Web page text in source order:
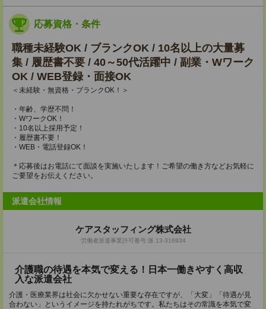
応募資格・条件
職種未経験OK / ブランクOK / 10名以上の大量募
集 / 履歴書不要 / 40～50代活躍中 / 副業・Wワーク
OK / WEB登録・面接OK
＜未経験・無資格・ブランクOK！＞
・年齢、学歴不問！
・WワークOK！
・10名以上採用予定！
・履歴書不要！
・WEB・電話登録OK！
＊応募後はお電話にて面談を実施いたします！ご希望の働き方などお気軽に
ご要望をお伝えください。
派遣会社情報
ケアスタッフィング株式会社
労働者派遣事業許可番号:派 13-316934
介護職の待遇を本気で変える！日本一働きやすく高収
入な派遣会社
介護・医療業界は社会に欠かせない重要な存在ですが、「大変」「待遇が見
合わない」というイメージを持たれがちです。私たちはその常識を本気で変